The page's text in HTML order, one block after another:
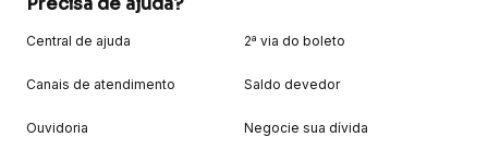
Central de ajuda
Canais de atendimento
Ouvidoria
2ª via do boleto
Saldo devedor
Negocie sua dívida